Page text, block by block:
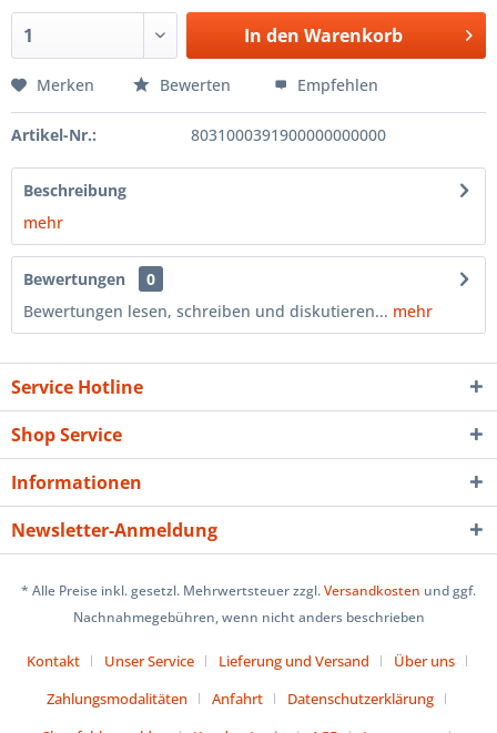
In den Warenkorb
Merken Bewerten Empfehlen
Artikel-Nr.: 8031000391900000000000
Beschreibung
mehr
Bewertungen
0
Bewertungen lesen, schreiben und diskutieren... mehr
Service Hotline
Shop Service
Informationen
Newsletter-Anmeldung
* Alle Preise inkl. gesetzl. Mehrwertsteuer zzgl.Versandkosten und ggf.
Nachnahmegebühren, wenn nicht anders beschrieben
Kontakt Unser Service Lieferung und Versand
Über uns
Zahlungsmodalitäten
Anfahrt
Datenschutzerklärung